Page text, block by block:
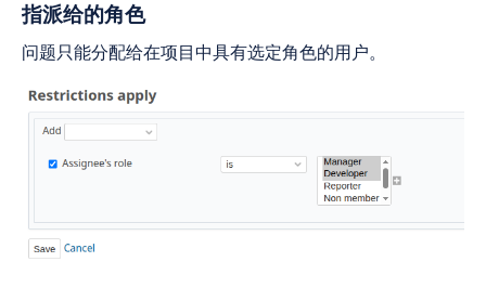
指派给的角色
问题只能分配给在项目中具有选定角色的用户。